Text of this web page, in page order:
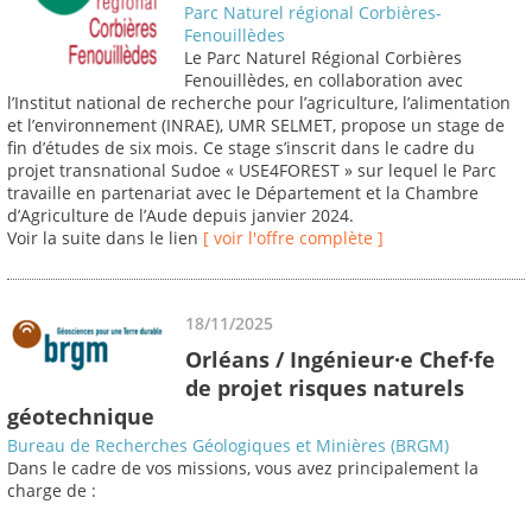
Parc Naturel régional Corbières-
Fenouillèdes
Le Parc Naturel Régional Corbières
Fenouillèdes, en collaboration avec
l’Institut national de recherche pour l’agriculture, l’alimentation
et l’environnement (INRAE), UMR SELMET, propose un stage de
fin d’études de six mois. Ce stage s’inscrit dans le cadre du
projet transnational Sudoe « USE4FOREST » sur lequel le Parc
travaille en partenariat avec le Département et la Chambre
d’Agriculture de l’Aude depuis janvier 2024.
Voir la suite dans le lien [ voir l'offre complète ]
18/11/2025
Orléans / Ingénieur·e Chef·fe
de projet risques naturels
géotechnique
Bureau de Recherches Géologiques et Minières (BRGM)
Dans le cadre de vos missions, vous avez principalement la
charge de :